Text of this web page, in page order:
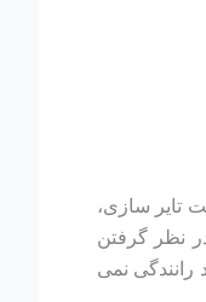
کار خواهند کرد. یک شرکت تایر سازی،
نظر گرفتن
زیاد رانندگی نمی